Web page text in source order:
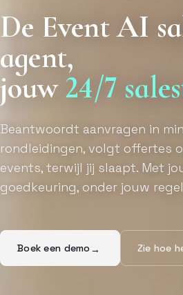
De Event AI
agent,
jouw24/7
Beantwoordt aanvragen in
rondleidingen, volgt offertes
events, terwijl jij slaapt. Met
goedkeuring, onder jouw
Boek een demo → Zie hoe